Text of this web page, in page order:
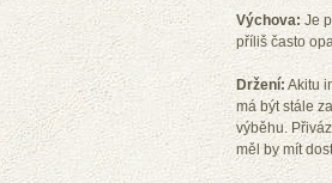
Výchova: Je
příliš často
Držení: Akitu
má být stále
výběhu.
měl by mít